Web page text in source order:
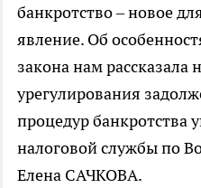
банкротство – новое
явление. Об
закона нам рассказала
урегулирования
процедур банкротства
налоговой службы по
Елена САЧКОВА.